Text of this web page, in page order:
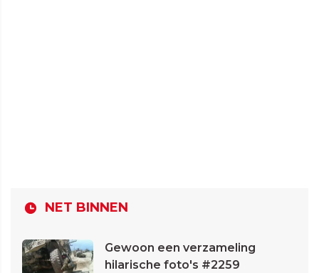
NET BINNEN
Gewoon een verzameling
hilarische foto's #2259